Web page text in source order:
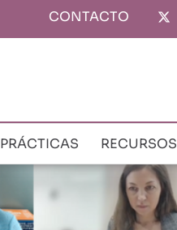
Top
CONTACTO
PRÁCTICAS RECURSOS